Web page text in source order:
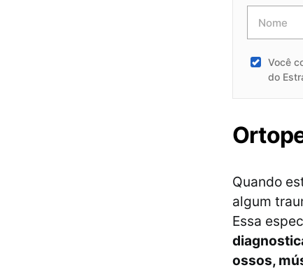
Você
do
Quando
algum
Essa
ossos,